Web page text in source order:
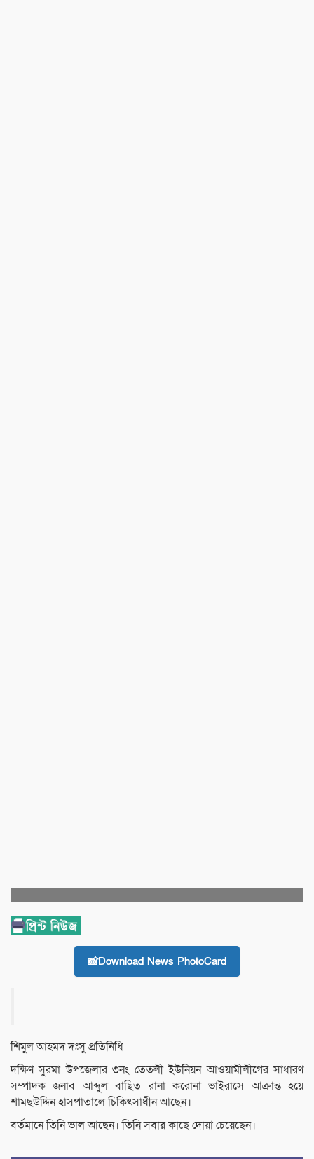
📸Download News PhotoCard
শিমুল আহমদ দঃসু প্রতিনিধি
দক্ষিণ সুরমা উপজেলার ৩নং তেতলী ইউনিয়ন আওয়ামীলীগের সাধারণ
সম্পাদক জনাব আব্দুল বাছিত রানা করোনা ভাইরাসে আক্রান্ত হয়ে
শামছউদ্দিন হাসপাতালে চিকিৎসাধীন আছেন।
বর্তমানে তিনি ভাল আছেন। তিনি সবার কাছে দোয়া চেয়েছেন।